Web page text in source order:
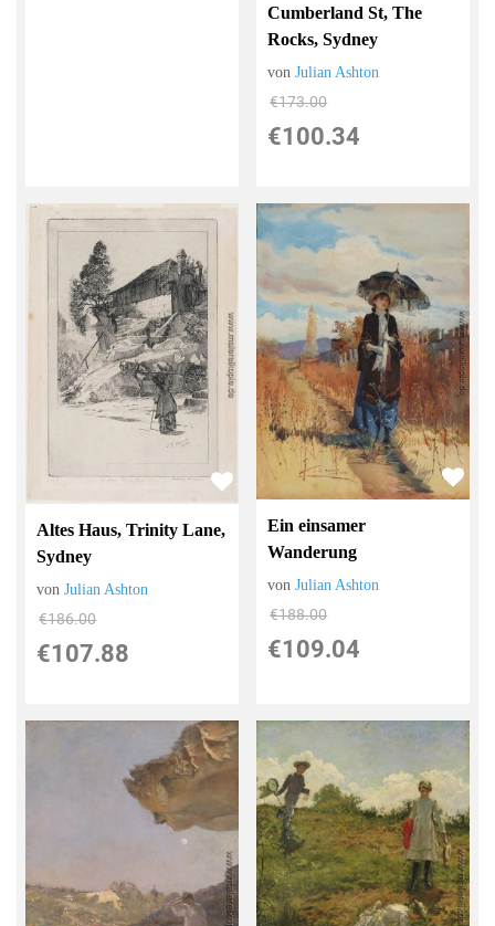
Cumberland St, The
Rocks, Sydney
vonJulian Ashton
€173.00
€100.34
Altes Haus, Trinity Lane,
Sydney
vonJulian Ashton
€186.00
€107.88
Ein einsamer
Wanderung
vonJulian Ashton
€188.00
€109.04